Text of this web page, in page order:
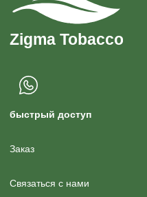
быстрый доступ
Заказ
Связаться с нами